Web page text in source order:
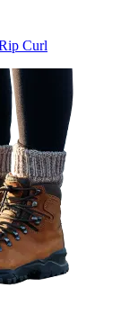
Curl